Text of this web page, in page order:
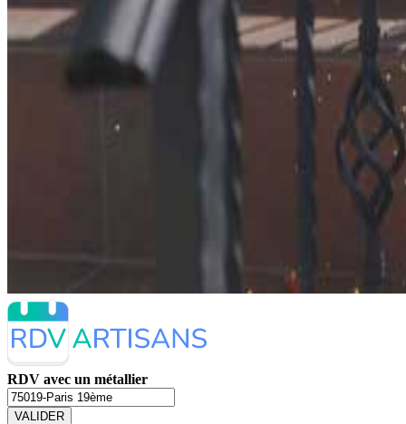
RDV avec un métallier
VALIDER